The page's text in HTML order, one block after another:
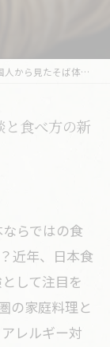
体験談と食べ方の新発見をまとめて解説
食べ方の新
らではの食
近年、日本食
して注目を
の家庭料理と
レルギー対